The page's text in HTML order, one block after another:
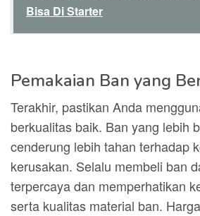
Bisa Di Starter
Pemakaian Ban yang
Terakhir, pastikan Anda
berkualitas baik. Ban yang lebih
cenderung lebih tahan terhadap
kerusakan. Selalu membeli ban
terpercaya dan memperhatikan
serta kualitas material ban.